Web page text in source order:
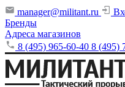
manager@militant.ru
Бренды
Адреса магазинов
8 (495) 965-60-40 8 (495)